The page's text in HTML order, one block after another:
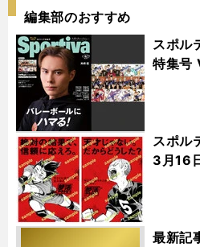
編集部のおすすめ
スポル
特集
スポ
3月16
最新記